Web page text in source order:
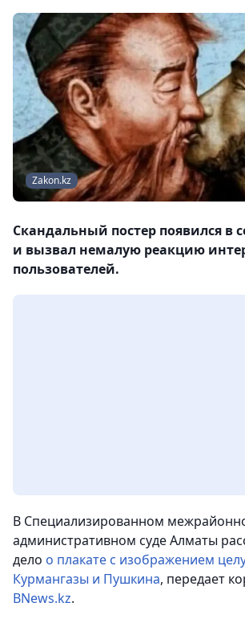
Zakon.kz
Скандальный постер появился в
и вызвал немалую реакцию
пользователей.
В Специализированном
административном суде Алматы
дело о плакате с изображением
Курмангазы и Пушкина, передает
BNews.kz.